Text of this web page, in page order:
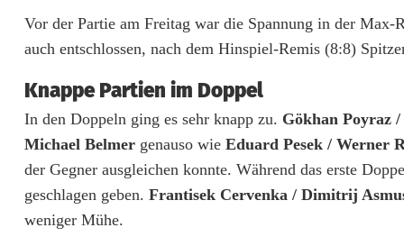
d
e
n
m
a
c
h
Vor der Partie am Freitag war die Spannung in der
auch entschlossen, nach dem Hinspiel-Remis (8:8)
Knappe Partien im Doppel
In den Doppeln ging es sehr knapp zu. Gökhan Poyraz
Michael Belmer genauso wie Eduard Pesek / Werner
der Gegner ausgleichen konnte. Während das erste
geschlagen geben. Frantisek Cervenka / Dimitrij
weniger Mühe.